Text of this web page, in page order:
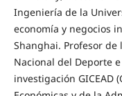
Ingeniería de la
economía y negocios
Shanghai. Profesor
Nacional del Deporte
investigación GICEAD